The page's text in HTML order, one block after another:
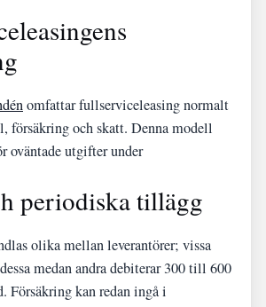
omfattar fullserviceleasing normalt
försäkring och skatt. Denna modell
oväntade utgifter under
periodiska tillägg
olika mellan leverantörer; vissa
medan andra debiterar 300 till 600
Försäkring kan redan ingå i